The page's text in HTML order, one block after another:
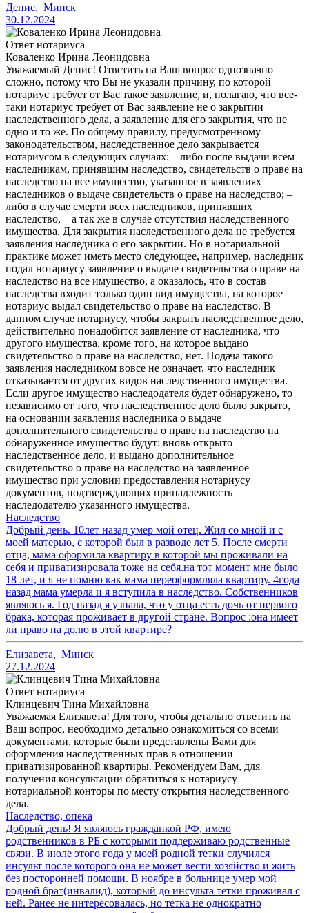
Денис, Минск
30.12.2024
Ответ нотариуса
Коваленко Ирина Леонидовна
Уважаемый Денис! Ответить на Ваш вопрос однозначно
сложно, потому что Вы не указали причину, по которой
нотариус требует от Вас такое заявление, и, полагаю, что все-
таки нотариус требует от Вас заявление не о закрытии
наследственного дела, а заявление для его закрытия, что не
одно и то же. По общему правилу, предусмотренному
законодательством, наследственное дело закрывается
нотариусом в следующих случаях: – либо после выдачи всем
наследникам, принявшим наследство, свидетельств о праве на
наследство на все имущество, указанное в заявлениях
наследников о выдаче свидетельств о праве на наследство; –
либо в случае смерти всех наследников, принявших
наследство, – а так же в случае отсутствия наследственного
имущества. Для закрытия наследственного дела не требуется
заявления наследника о его закрытии. Но в нотариальной
практике может иметь место следующее, например, наследник
подал нотариусу заявление о выдаче свидетельства о праве на
наследство на все имущество, а оказалось, что в состав
наследства входит только один вид имущества, на которое
нотариус выдал свидетельство о праве на наследство. В
данном случае нотариусу, чтобы закрыть наследственное дело,
действительно понадобится заявление от наследника, что
другого имущества, кроме того, на которое выдано
свидетельство о праве на наследство, нет. Подача такого
заявления наследником вовсе не означает, что наследник
отказывается от других видов наследственного имущества.
Если другое имущество наследодателя будет обнаружено, то
независимо от того, что наследственное дело было закрыто,
на основании заявления наследника о выдаче
дополнительного свидетельства о праве на наследство на
обнаруженное имущество будут: вновь открыто
наследственное дело, и выдано дополнительное
свидетельство о праве на наследство на заявленное
имущество при условии предоставления нотариусу
документов, подтверждающих принадлежность
наследодателю указанного имущества.
Наследство
Добрый день. 10лет назад умер мой отец. Жил со мной и с
моей матерью, с которой был в разводе лет 5. После смерти
отца, мама оформила квартиру в которой мы проживали на
себя и приватизировала тоже на себя.на тот момент мне было
18 лет, и я не помню как мама переоформляла квартиру. 4года
назад мама умерла и я вступила в наследство. Собственников
являюсь я. Год назад я узнала, что у отца есть дочь от первого
брака, которая проживает в другой стране. Вопрос :она имеет
ли право на долю в этой квартире?
Елизавета, Минск
27.12.2024
Ответ нотариуса
Клинцевич Тина Михайловна
Уважаемая Елизавета! Для того, чтобы детально ответить на
Ваш вопрос, необходимо детально ознакомиться со всеми
документами, которые были представлены Вами для
оформления наследственных прав в отношении
приватизированной квартиры. Рекомендуем Вам, для
получения консультации обратиться к нотариусу
нотариальной конторы по месту открытия наследственного
дела.
Наследство, опека
Добрый день! Я являюсь гражданкой РФ, имею
родственников в РБ с которыми поддерживаю родственные
связи. В июле этого года у моей родной тетки случился
инсульт после которого она не может вести хозяйство и жить
без посторонней помощи. В ноябре в больнице умер мой
родной брат(инвалид), который до инсульта тетки проживал с
ней. Ранее не интересовалась, но тетка не однократно